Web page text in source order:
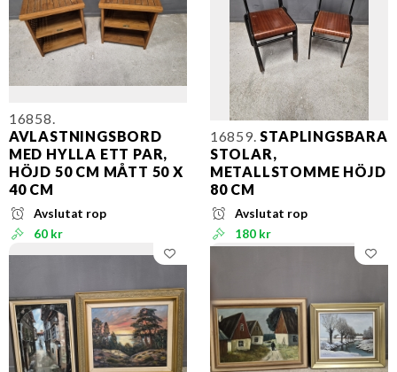
16858.
AVLASTNINGSBORD
MED HYLLA ETT PAR,
HÖJD 50 CM MÅTT 50 X
40 CM
Avslutat rop
60 kr
16859. STAPLINGSBARA
STOLAR,
METALLSTOMME HÖJD
80 CM
Avslutat rop
180 kr